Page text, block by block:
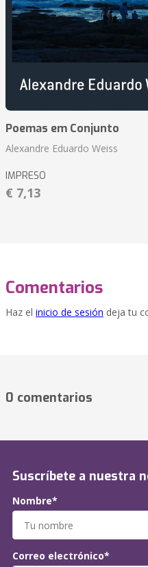
Poemas em Conjunto
Alexandre Eduardo Weiss
IMPRESO
€ 7,13
Comentarios
Haz el inicio de sesión deja tu
0 comentarios
Suscríbete a nuestra
Nombre*
Correo electrónico*